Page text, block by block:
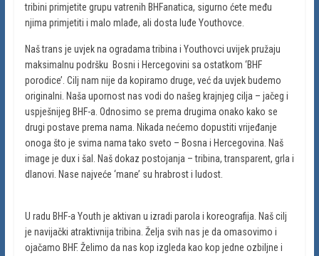
tribini primjetite grupu vatrenih BHFanatica, sigurno ćete među
njima primjetiti i malo mlađe, ali dosta luđe Youthovce.
Naš trans je uvjek na ogradama tribina i Youthovci uvijek pružaju
maksimalnu podršku Bosni i Hercegovini sa ostatkom ‘BHF
porodice’. Cilj nam nije da kopiramo druge, već da uvjek budemo
originalni. Naša upornost nas vodi do našeg krajnjeg cilja – jačeg i
uspješnijeg BHF-a. Odnosimo se prema drugima onako kako se
drugi postave prema nama. Nikada nećemo dopustiti vrijeđanje
onoga što je svima nama tako sveto – Bosna i Hercegovina. Naš
image je dux i šal. Naš dokaz postojanja – tribina, transparent, grla i
dlanovi. Nase najveće ‘mane’ su hrabrost i ludost.
U radu BHF-a Youth je aktivan u izradi parola i koreografija. Naš cilj
je navijački atraktivnija tribina. Želja svih nas je da omasovimo i
ojačamo BHF. Želimo da nas kop izgleda kao kop jedne ozbiljne i